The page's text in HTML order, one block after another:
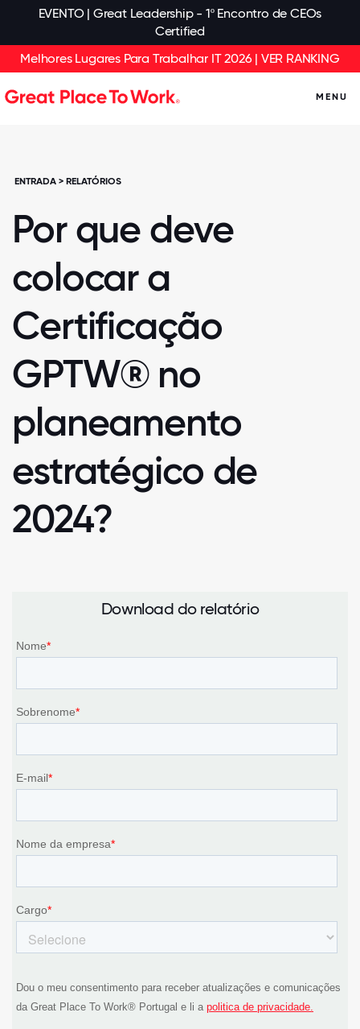
EVENTO | Great Leadership - 1º Encontro de CEOs
Certified
Melhores Lugares Para Trabalhar IT 2026 | VER RANKING
MENU
ENTRADA > RELATÓRIOS
Por que deve
colocar a
Certificação
GPTW® no
planeamento
estratégico de
2024?
Download do relatório